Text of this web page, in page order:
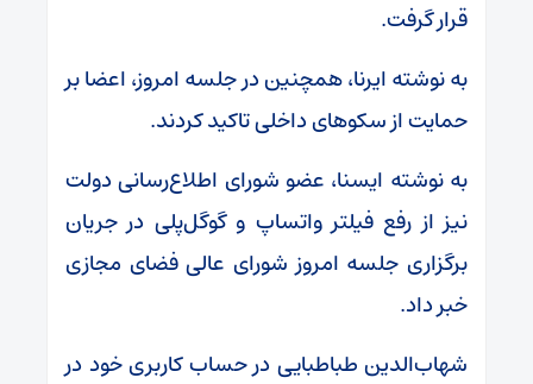
قرار گرفت.
به نوشته ایرنا، همچنین در جلسه امروز، اعضا بر
حمایت از سکو‌های داخلی تاکید کردند.
به نوشته ایسنا، عضو شورای اطلاع‌رسانی دولت
نیز از رفع فیلتر واتساپ و گوگل‌پلی در جریان
برگزاری جلسه امروز شورای عالی فضای مجازی
خبر داد.
شهاب‌الدین طباطبایی در حساب کاربری خود در